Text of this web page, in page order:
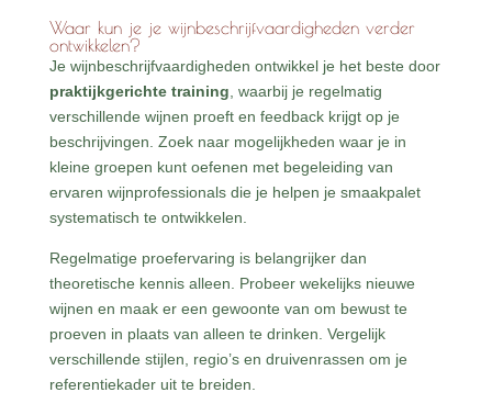
Waar kun je je wijnbeschrijfvaardigheden verder
ontwikkelen?
Je wijnbeschrijfvaardigheden ontwikkel je het beste door
praktijkgerichte training , waarbij je regelmatig
verschillende wijnen proeft en feedback krijgt op je
beschrijvingen. Zoek naar mogelijkheden waar je in
kleine groepen kunt oefenen met begeleiding van
ervaren wijnprofessionals die je helpen je smaakpalet
systematisch te ontwikkelen.
Regelmatige proefervaring is belangrijker dan
theoretische kennis alleen. Probeer wekelijks nieuwe
wijnen en maak er een gewoonte van om bewust te
proeven in plaats van alleen te drinken. Vergelijk
verschillende stijlen, regio’s en druivenrassen om je
referentiekader uit te breiden.